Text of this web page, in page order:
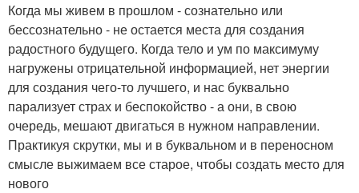
Когда мы живем в прошлом - сознательно или
бессознательно - не остается места для создания
радостного будущего. Когда тело и ум по максимуму
нагружены отрицательной информацией, нет энергии
для создания чего-то лучшего, и нас буквально
парализует страх и беспокойство - а они, в свою
очередь, мешают двигаться в нужном направлении.
Практикуя скрутки, мы и в буквальном и в переносном
смысле выжимаем все старое, чтобы создать место для
нового